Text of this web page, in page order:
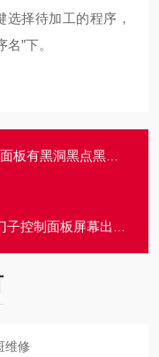
选择待加工的程序，
”下。
黑洞黑点黑斑故障修理
屏幕出现黑点黑洞黑斑维修